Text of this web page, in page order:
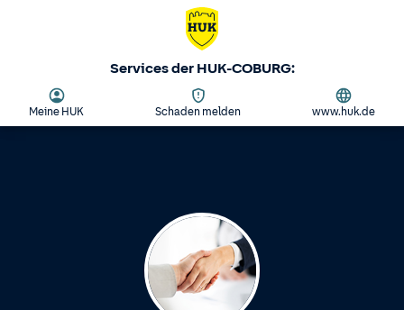
Services der HUK-COBURG:
Meine HUK Schaden melden www.huk.de